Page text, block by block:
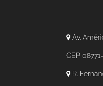
Av.
CEP
R.